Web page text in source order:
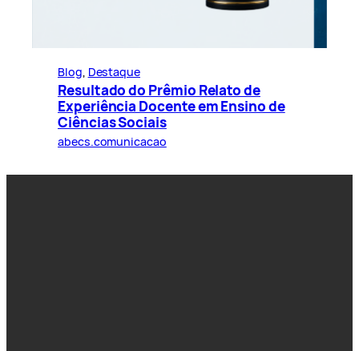
Blog, Destaque
Resultado do Prêmio Relato de
Experiência Docente em Ensino de
Ciências Sociais
abecs.comunicacao